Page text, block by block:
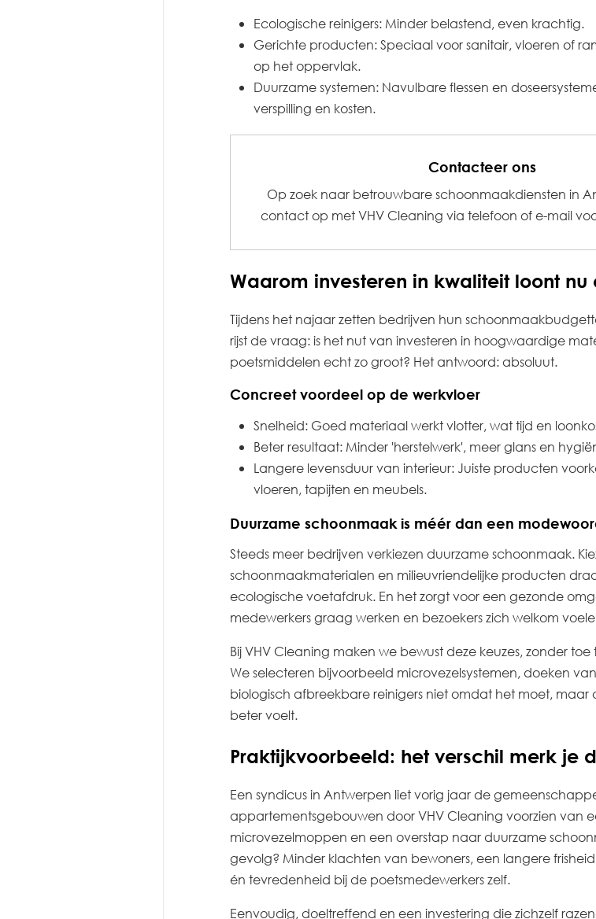
Ecologische reinigers: Minder belastend, even krachtig.
Gerichte producten: Speciaal voor sanitair, vloeren of
op het oppervlak.
Duurzame systemen: Navulbare flessen en
verspilling en kosten.
Contacteer ons
Op zoek naar betrouwbare schoonmaakdiensten in
contact op met VHV Cleaning via telefoon of e-mail
Waarom investeren in kwaliteit loont nu
Tijdens het najaar zetten bedrijven hun
rijst de vraag: is het nut van investeren in hoogwaardige
poetsmiddelen echt zo groot? Het antwoord: absoluut.
Concreet voordeel op de werkvloer
Snelheid: Goed materiaal werkt vlotter, wat tijd en
Beter resultaat: Minder 'herstelwerk', meer glans en
Langere levensduur van interieur: Juiste producten
vloeren, tapijten en meubels.
Duurzame schoonmaak is méér dan een
Steeds meer bedrijven verkiezen duurzame schoonmaak.
schoonmaakmaterialen en milieuvriendelijke producten
ecologische voetafdruk. En het zorgt voor een gezonde
medewerkers graag werken en bezoekers zich welkom
Bij VHV Cleaning maken we bewust deze keuzes, zonder
We selecteren bijvoorbeeld microvezelsystemen, doeken
biologisch afbreekbare reinigers niet omdat het moet, maar
beter voelt.
Praktijkvoorbeeld: het verschil merk je
Een syndicus in Antwerpen liet vorig jaar de
appartementsgebouwen door VHV Cleaning voorzien van
microvezelmoppen en een overstap naar duurzame
gevolg? Minder klachten van bewoners, een langere
én tevredenheid bij de poetsmedewerkers zelf.
Eenvoudig, doeltreffend en een investering die zichzelf